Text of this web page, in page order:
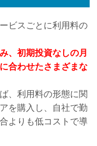
ビスごとに利用料の
、初期投資なしの月
合わせたさまざまな
、利用料の形態に関
を購入し、自社で勤
よりも低コストで導